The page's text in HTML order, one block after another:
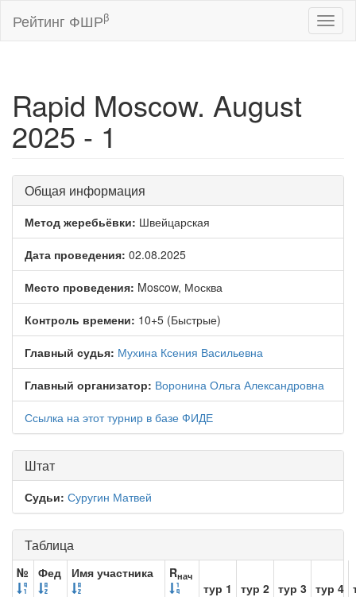
Рейтинг ФШРβ
Rapid Moscow. August
2025 - 1
Общая информация
Метод жеребьёвки: Швейцарская
Дата проведения: 02.08.2025
Место проведения: Moscow, Москва
Контроль времени: 10+5 (Быстрые)
Главный судья: Мухина Ксения Васильевна
Главный организатор: Воронина Ольга Александровна
Ссылка на этот турнир в базе ФИДЕ
Штат
Судьи: Суругин Матвей
Таблица
№ Фед Имя участника Rнач
тур 1 тур 2 тур 3 тур 4